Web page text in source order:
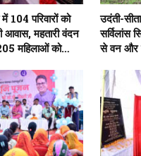
104 परिवारों को
आवास, महतारी वंदन
महिलाओं को…
उदंती-
सर्विलांस
से वन और